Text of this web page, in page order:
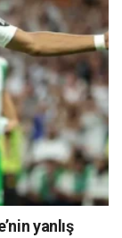
yanlış